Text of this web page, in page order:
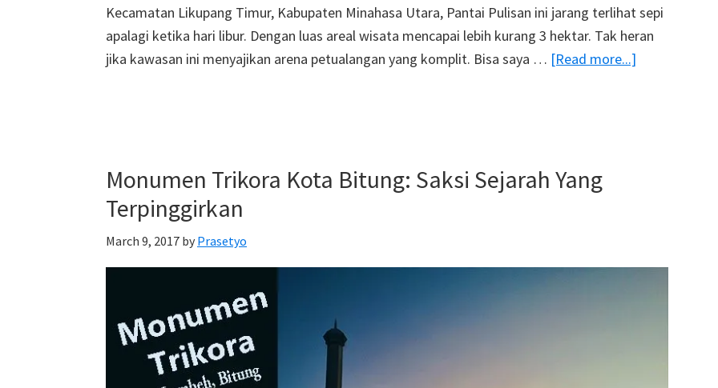
Kecamatan Likupang Timur, Kabupaten Minahasa Utara, Pantai Pulisan ini jarang terlihat sepi
apalagi ketika hari libur. Dengan luas areal wisata mencapai lebih kurang 3 hektar. Tak heran
jika kawasan ini menyajikan arena petualangan yang komplit. Bisa saya … [Read more...]
Savana
Monumen Trikora Kota Bitung: Saksi Sejarah Yang
Terpinggirkan
March 9, 2017 by Prasetyo